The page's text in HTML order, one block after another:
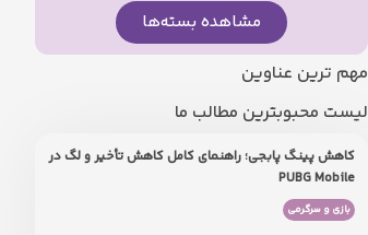
مشاهده بسته‌ها
مهم ترین عناوین
لیست محبوبترین مطالب ما
کاهش پینگ پابجی؛ راهنمای کامل کاهش تأخیر و لگ در
PUBG Mobile
بازی و سرگرمی